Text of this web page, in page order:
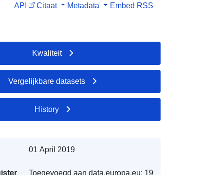
API Citaat Metadata Embed RSS
Kwaliteit
Vergelijkbare datasets
History
01 April 2019
Toegevoegd aan data.europa.eu: 19